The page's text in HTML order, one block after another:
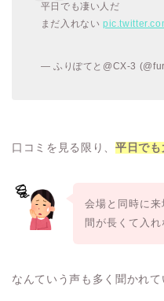
平日でも凄い人だ
まだ入れない
— ふりぽてと@CX-3
口コミを見る限り、平日で
会場と同時に
間が長くて入
なんていう声も多く聞かれて